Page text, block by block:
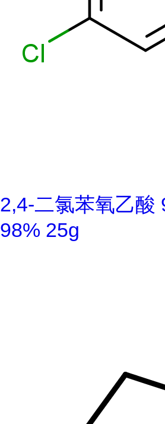
2,4-二氯苯氧乙酸
98% 25g